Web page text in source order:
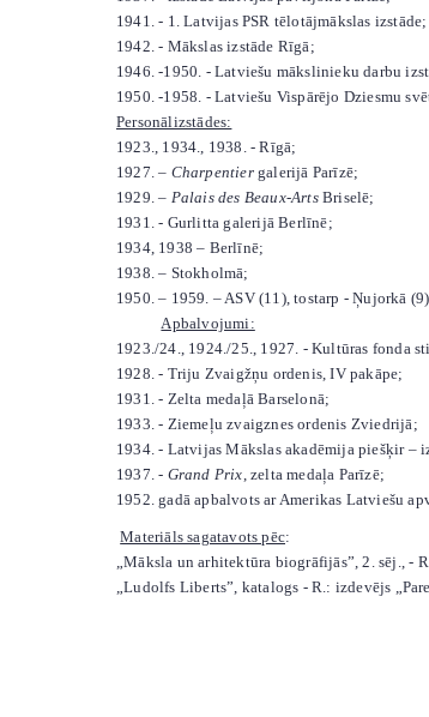
1941. - 1. Latvijas PSR tēlotājmākslas izstāde;
1942. - Mākslas izstāde Rīgā;
1946. -1950. - Latviešu mākslinieku darbu
1950. -1958. - Latviešu Vispārējo Dziesmu
Personālizstādes:
1923., 1934., 1938. - Rīgā;
1927. – Charpentiergalerijā Parīzē;
1929. – Palais des Beaux-ArtsBriselē;
1931. - Gurlitta galerijā Berlīnē;
1934, 1938 – Berlīnē;
1938. – Stokholmā;
1950. – 1959. – ASV (11), tostarp - Ņujorkā
Apbalvojumi:
1923./24., 1924./25., 1927. - Kultūras fonda
1928. - Triju Zvaigžņu ordenis, IV pakāpe;
1931. - Zelta medaļā Barselonā;
1933. - Ziemeļu zvaigznes ordenis Zviedrijā;
1934. - Latvijas Mākslas akadēmija piešķir –
1937. - Grand Prix, zelta medaļa Parīzē;
1952. gadā apbalvots ar Amerikas Latviešu
Materiāls sagatavots pēc:
„Māksla un arhitektūra biogrāfijās”, 2. sēj., -
„Ludolfs Liberts”, katalogs - R.: izdevējs